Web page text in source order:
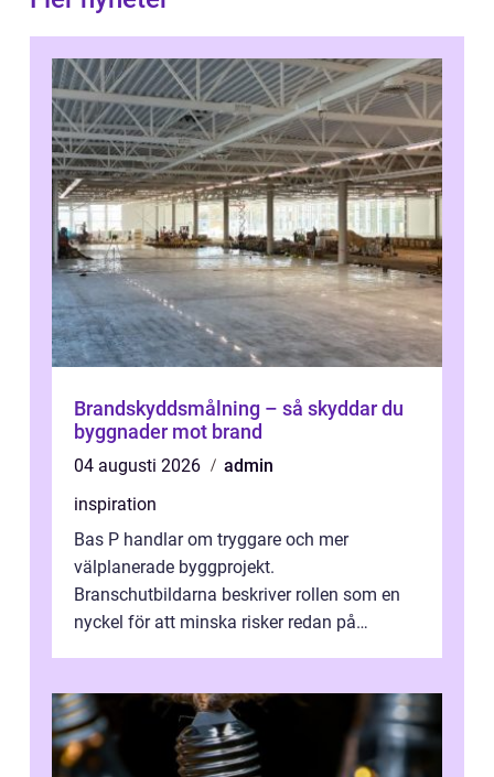
Brandskyddsmålning – så skyddar du
byggnader mot brand
04 augusti 2026
admin
inspiration
Bas P handlar om tryggare och mer
välplanerade byggprojekt.
Branschutbildarna beskriver rollen som en
nyckel för att minska risker redan på